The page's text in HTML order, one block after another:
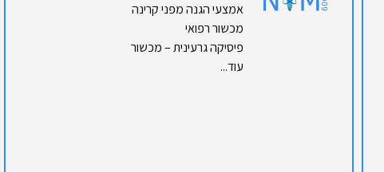
אמצעי הגנה מפני קרינה
מכשור רפואי
פיסיקה גרעינית – מכשור
עוד...